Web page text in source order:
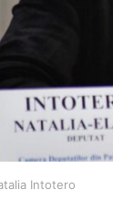
Intotero